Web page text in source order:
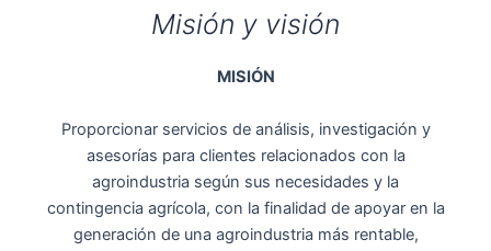
Misión y visión
MISIÓN
Proporcionar servicios de análisis, investigación y
asesorías para clientes relacionados con la
agroindustria según sus necesidades y la
contingencia agrícola, con la finalidad de apoyar en la
generación de una agroindustria más rentable,